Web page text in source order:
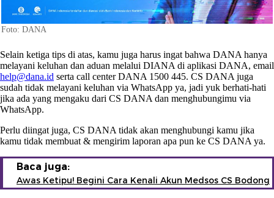
Foto: DANA
Selain ketiga tips di atas, kamu juga harus ingat bahwa DANA hanya
melayani keluhan dan aduan melalui DIANA di aplikasi DANA, email
help@dana.id serta call center DANA 1500 445. CS DANA juga
sudah tidak melayani keluhan via WhatsApp ya, jadi yuk berhati-hati
jika ada yang mengaku dari CS DANA dan menghubungimu via
WhatsApp.
Perlu diingat juga, CS DANA tidak akan menghubungi kamu jika
kamu tidak membuat & mengirim laporan apa pun ke CS DANA ya.
Baca juga:
Awas Ketipu! Begini Cara Kenali Akun Medsos CS Bodong